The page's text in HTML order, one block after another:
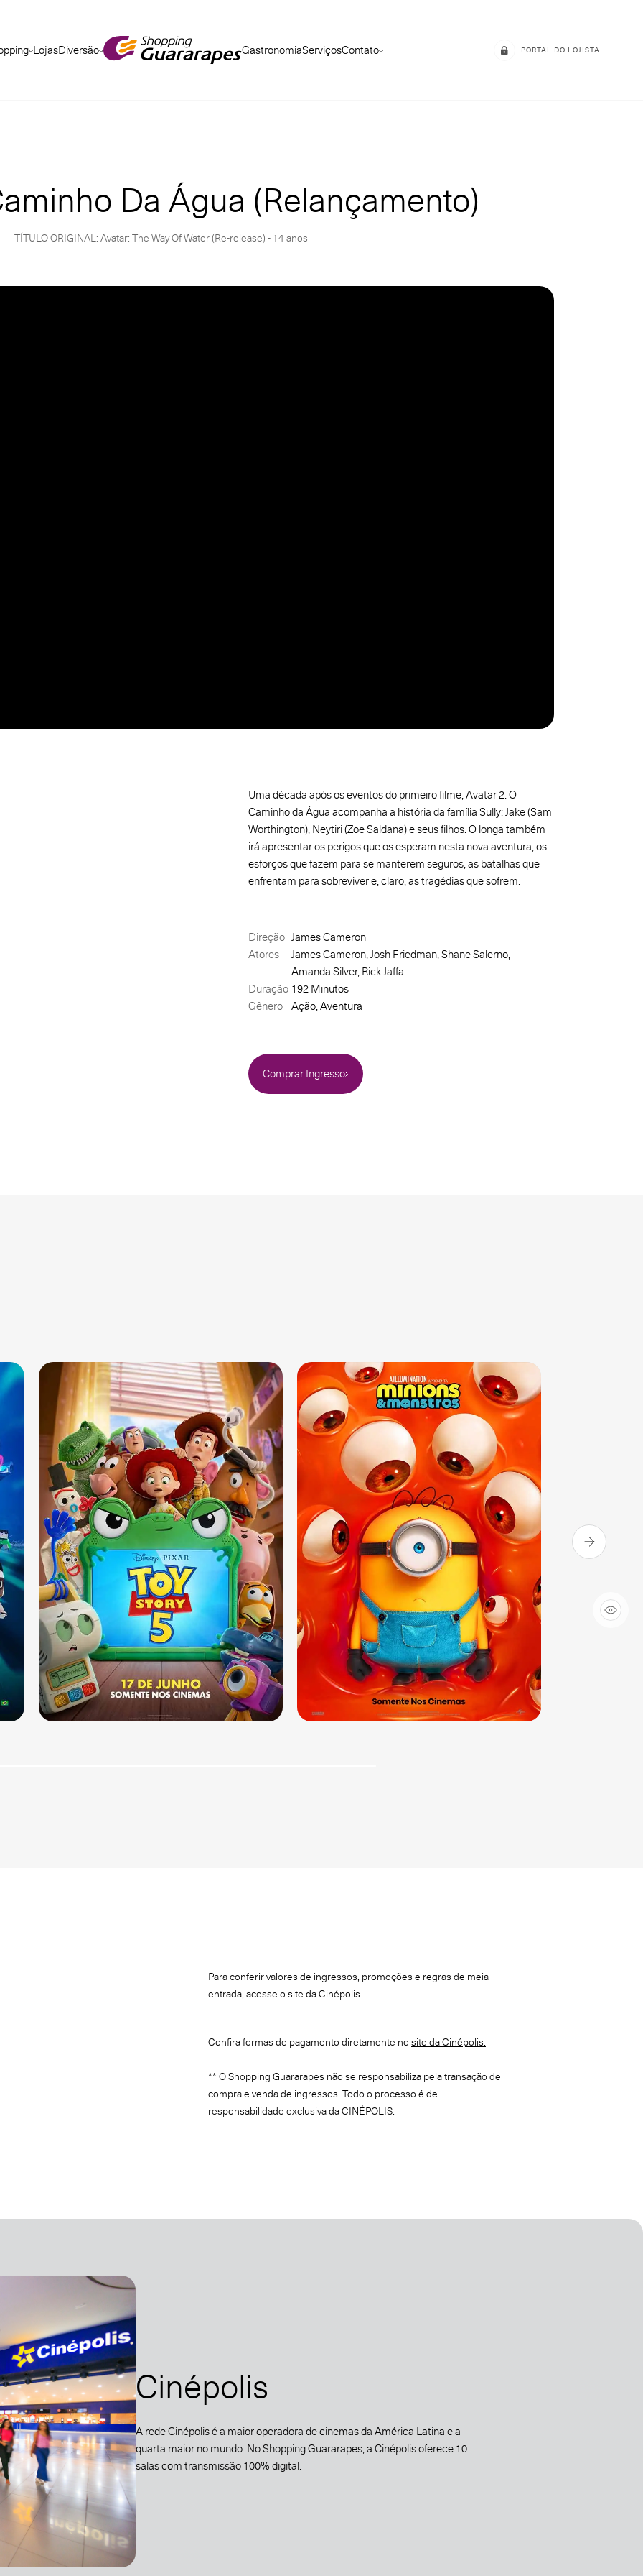
LojasDiversão GastronomiaServiçosContato PORTAL DO LOJISTA
Da Água (Relançamento)
TÍTULO ORIGINAL: Avatar: The Way Of Water (Re-release) - 14 anos
Uma década após os eventos do primeiro filme, Avatar 2: O
Caminho da Água acompanha a história da família Sully: Jake (Sam
Worthington), Neytiri (Zoe Saldana) e seus filhos. O longa também
irá apresentar os perigos que os esperam nesta nova aventura, os
esforços que fazem para se manterem seguros, as batalhas que
enfrentam para sobreviver e, claro, as tragédias que sofrem.
Direção James Cameron
Atores
James Cameron, Josh Friedman, Shane Salerno,
Amanda Silver, Rick Jaffa
Duração 192 Minutos
Gênero
Ação, Aventura
Comprar Ingresso
Sala 10 13:10 - 15:50 - 18:30 DUB Sala 3 13:50 DUB Sala 3
Para conferir valores de ingressos, promoções e regras de meia-
entrada, acesse o site da Cinépolis.
Confira formas de pagamento diretamente no site da Cinépolis.
** O Shopping Guararapes não se responsabiliza pela transação de
compra e venda de ingressos. Todo o processo é de
responsabilidade exclusiva da CINÉPOLIS.
Cinépolis
A rede Cinépolis é a maior operadora de cinemas da América Latina e a
quarta maior no mundo. No Shopping Guararapes, a Cinépolis oferece 10
salas com transmissão 100% digital.